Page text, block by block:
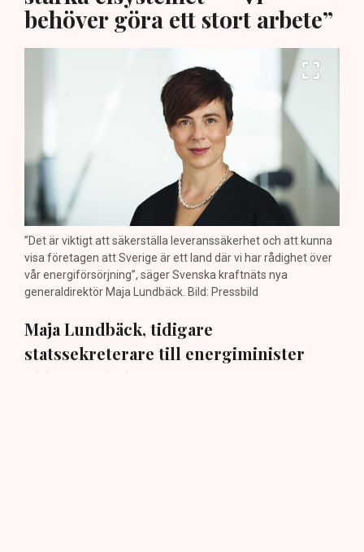
behöver göra ett stort arbete”
”Det är viktigt att säkerställa leveranssäkerhet och att kunna
visa företagen att Sverige är ett land där vi har rådighet över
vår energiförsörjning”, säger Svenska kraftnäts nya
generaldirektör Maja Lundbäck. Bild: Pressbild
Maja Lundbäck, tidigare
statssekreterare till energiminister
Ebba Busch, har precis tagit över som